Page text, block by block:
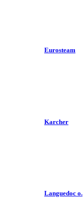
Eurosteam
Karcher
Languedoc o.